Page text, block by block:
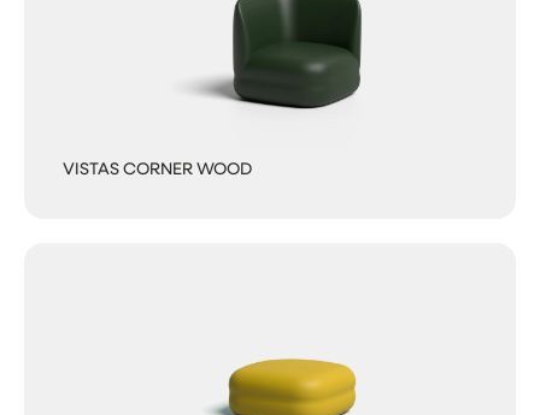
VISTAS CORNER WOOD